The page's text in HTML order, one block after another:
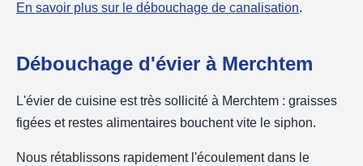
En savoir plus sur le débouchage de canalisation.
Débouchage d'évier à Merchtem
L'évier de cuisine est très sollicité à Merchtem : graisses
figées et restes alimentaires bouchent vite le siphon.
Nous rétablissons rapidement l'écoulement dans le